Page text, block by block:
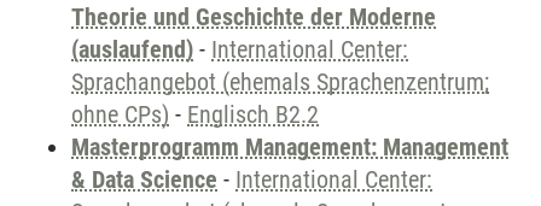
Theorie und Geschichte der Moderne
(auslaufend) - International Center:
Sprachangebot (ehemals Sprachenzentrum;
ohne CPs) - Englisch B2.2
Masterprogramm Management: Management
& Data Science - International Center: